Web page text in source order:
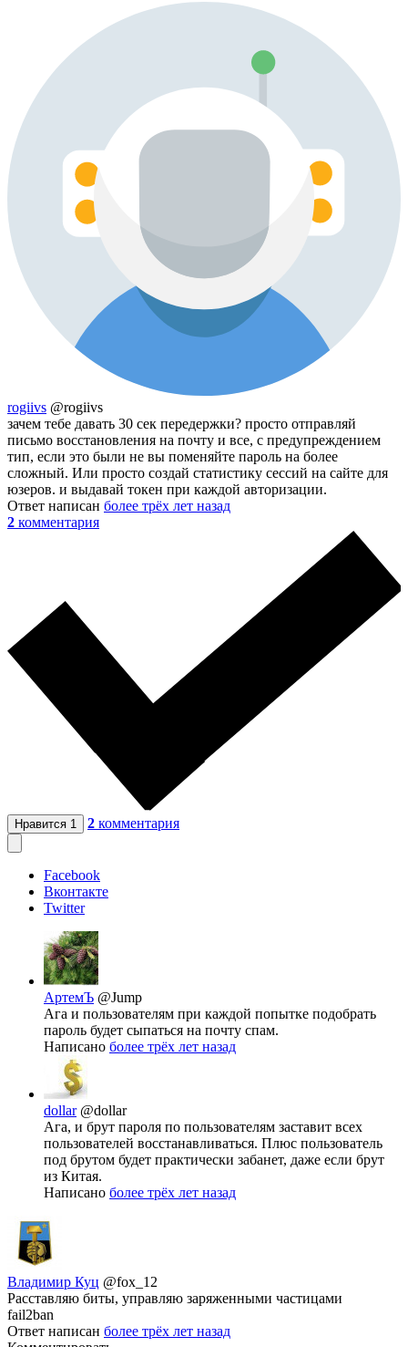
rogiivs @rogiivs
зачем тебе давать 30 сек передержки? просто отправляй
письмо восстановления на почту и все, с предупреждением
тип, если это были не вы поменяйте пароль на более
сложный. Или просто создай статистику сессий на сайте для
юзеров. и выдавай токен при каждой авторизации.
Ответ написан более трёх лет назад
2 комментария
Нравится 1 2 комментария
Facebook
Вконтакте
Twitter
АртемЪ @Jump
Ага и пользователям при каждой попытке подобрать
пароль будет сыпаться на почту спам.
Написано более трёх лет назад
dollar @dollar
Ага, и брут пароля по пользователям заставит всех
пользователей восстанавливаться. Плюс пользователь
под брутом будет практически забанет, даже если брут
из Китая.
Написано более трёх лет назад
Владимир Куц @fox_12
Расставляю биты, управляю заряженными частицами
fail2ban
Ответ написан более трёх лет назад